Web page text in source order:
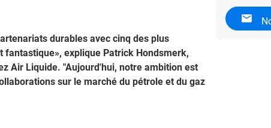
durables avec cinq des plus
explique Patrick Hondsmerk,
Air Liquide. "Aujourd'hui, notre ambition est
sur le marché du pétrole et du gaz